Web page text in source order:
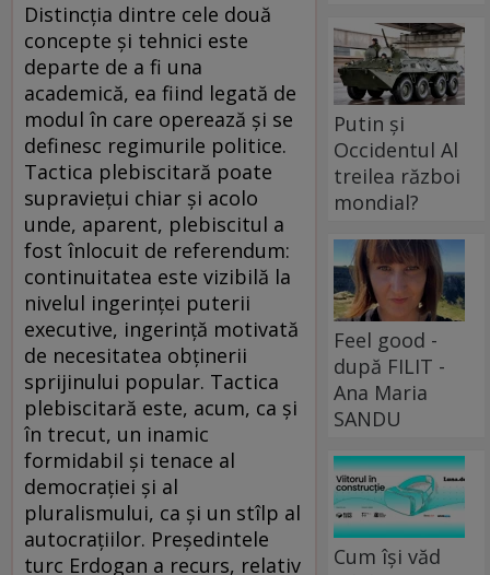
Distincţia dintre cele două
concepte şi tehnici este
departe de a fi una
academică, ea fiind legată de
modul în care operează şi se
definesc regimurile politice.
Tactica plebiscitară poate
supravieţui chiar şi acolo
unde, aparent, plebiscitul a
fost înlocuit de referendum:
continuitatea este vizibilă la
nivelul ingerinţei puterii
executive, ingerinţă motivată
de necesitatea obţinerii
sprijinului popular. Tactica
plebiscitară este, acum, ca şi
în trecut, un inamic
formidabil şi tenace al
democraţiei şi al
pluralismului, ca şi un stîlp al
autocraţiilor. Preşedintele
turc Erdogan a recurs, relativ
Putin și
Occidentul Al
treilea război
mondial?
Feel good -
după FILIT -
Ana Maria
SANDU
Cum își văd